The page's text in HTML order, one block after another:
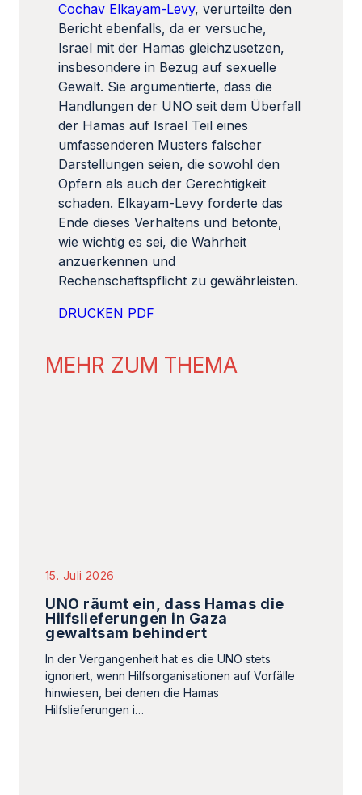
Cochav Elkayam-Levy, verurteilte den
Bericht ebenfalls, da er versuche,
Israel mit der Hamas gleichzusetzen,
insbesondere in Bezug auf sexuelle
Gewalt. Sie argumentierte, dass die
Handlungen der UNO seit dem Überfall
der Hamas auf Israel Teil eines
umfassenderen Musters falscher
Darstellungen seien, die sowohl den
Opfern als auch der Gerechtigkeit
schaden. Elkayam-Levy forderte das
Ende dieses Verhaltens und betonte,
wie wichtig es sei, die Wahrheit
anzuerkennen und
Rechenschaftspflicht zu gewährleisten.
DRUCKEN PDF
MEHR ZUM THEMA
15. Juli 2026
UNO räumt ein, dass Hamas die
Hilfslieferungen in Gaza
gewaltsam behindert
In der Vergangenheit hat es die UNO stets
ignoriert, wenn Hilfsorganisationen auf Vorfälle
hinwiesen, bei denen die Hamas
Hilfslieferungen i…